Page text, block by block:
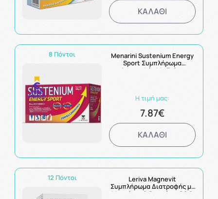
ΚΑΛΑΘΙ
8 Πόντοι
Menarini Sustenium Energy
Sport Συμπλήρωμα
Διατροφής Με Γεύση
Η τιμή μας:
7.87€
ΚΑΛΑΘΙ
12 Πόντοι
Leriva Magnevit
Συμπλήρωμα Διατροφής με
Μαγνήσιο & Βιταμίνες B6 &